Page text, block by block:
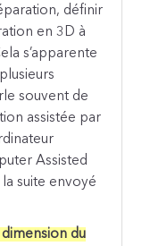
définir
en 3D à
s’apparente
souvent de
assistée par
Assisted
suite envoyé
du